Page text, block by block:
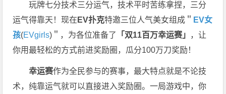
玩牌七分技术三分运气，技术平时苦练拿捏，三分
运气得靠天！现在 EV扑克特邀三位人气美女组成＂ EV女
孩(EVgirls)＂，为各位准备了 「双11百万幸运赛」 ，让
你用最轻松的方式前进奖励圈，瓜分100万刀奖励！
幸运赛作为全民参与的赛事，最大特点就是不论技
术，纯靠运气就可以直接进入奖励圈。一局游戏中，你